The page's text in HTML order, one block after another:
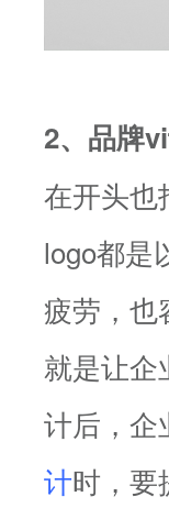
2、品牌
在开头也
logo都是
疲劳，也
就是让企
计后，企
计时，要